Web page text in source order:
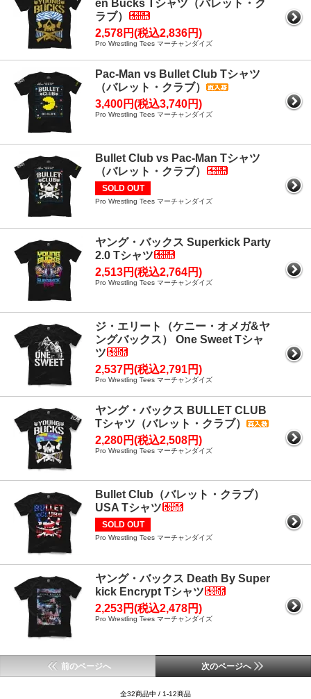
en Bucks Tシャツ（バレット・ク
ラブ）
2,578円(税込2,836円)
Pro Wrestling Tees マーチャンダイズ
Pac-Man vs Bullet Club Tシャツ
（バレット・クラブ）
3,400円(税込3,740円)
Pro Wrestling Tees マーチャンダイズ
Bullet Club vs Pac-Man Tシャツ
（バレット・クラブ）
SOLD OUT
Pro Wrestling Tees マーチャンダイズ
ヤング・バックス Superkick Party
2.0 Tシャツ
2,513円(税込2,764円)
Pro Wrestling Tees マーチャンダイズ
ジ・エリート（ケニー・オメガ&ヤ
ングバックス） One Sweet Tシャ
ツ
2,537円(税込2,791円)
Pro Wrestling Tees マーチャンダイズ
ヤング・バックス BULLET CLUB
Tシャツ（バレット・クラブ）
2,280円(税込2,508円)
Pro Wrestling Tees マーチャンダイズ
Bullet Club（バレット・クラブ）
USA Tシャツ
SOLD OUT
Pro Wrestling Tees マーチャンダイズ
ヤング・バックス Death By Super
kick Encrypt Tシャツ
2,253円(税込2,478円)
Pro Wrestling Tees マーチャンダイズ
前のページへ 次のページへ
全32商品中 / 1-12商品